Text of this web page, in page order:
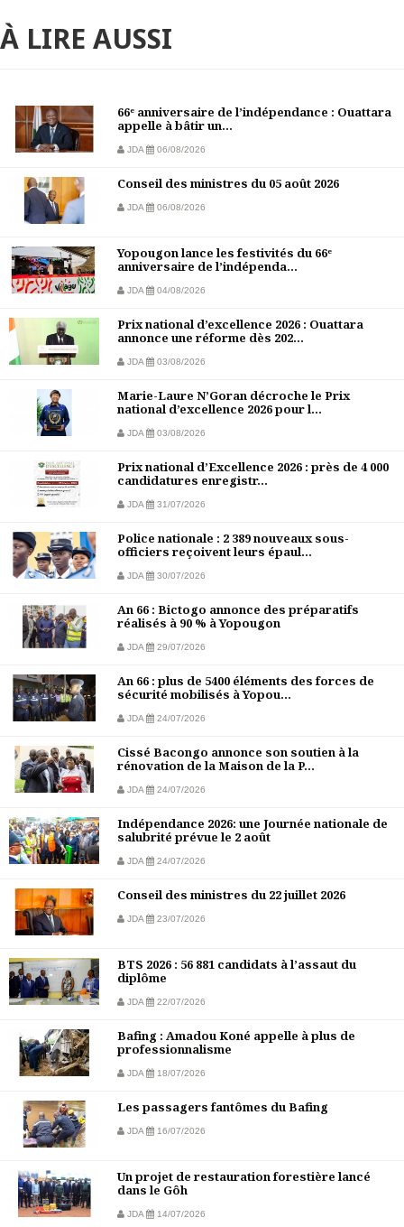
À LIRE AUSSI
66ᵉ anniversaire de l’indépendance : Ouattara
appelle à bâtir un...
JDA 06/08/2026
Conseil des ministres du 05 août 2026
JDA 06/08/2026
Yopougon lance les festivités du 66ᵉ
anniversaire de l’indépenda...
JDA 04/08/2026
Prix national d’excellence 2026 : Ouattara
annonce une réforme dès 202...
JDA 03/08/2026
Marie-Laure N’Goran décroche le Prix
national d’excellence 2026 pour l...
JDA 03/08/2026
Prix national d’Excellence 2026 : près de 4 000
candidatures enregistr...
JDA 31/07/2026
Police nationale : 2 389 nouveaux sous-
officiers reçoivent leurs épaul...
JDA 30/07/2026
An 66 : Bictogo annonce des préparatifs
réalisés à 90 % à Yopougon
JDA 29/07/2026
An 66 : plus de 5400 éléments des forces de
sécurité mobilisés à Yopou...
JDA 24/07/2026
Cissé Bacongo annonce son soutien à la
rénovation de la Maison de la P...
JDA 24/07/2026
Indépendance 2026: une Journée nationale de
salubrité prévue le 2 août
JDA 24/07/2026
Conseil des ministres du 22 juillet 2026
JDA 23/07/2026
BTS 2026 : 56 881 candidats à l’assaut du
diplôme
JDA 22/07/2026
Bafing : Amadou Koné appelle à plus de
professionnalisme
JDA 18/07/2026
Les passagers fantômes du Bafing
JDA 16/07/2026
Un projet de restauration forestière lancé
dans le Gôh
JDA 14/07/2026